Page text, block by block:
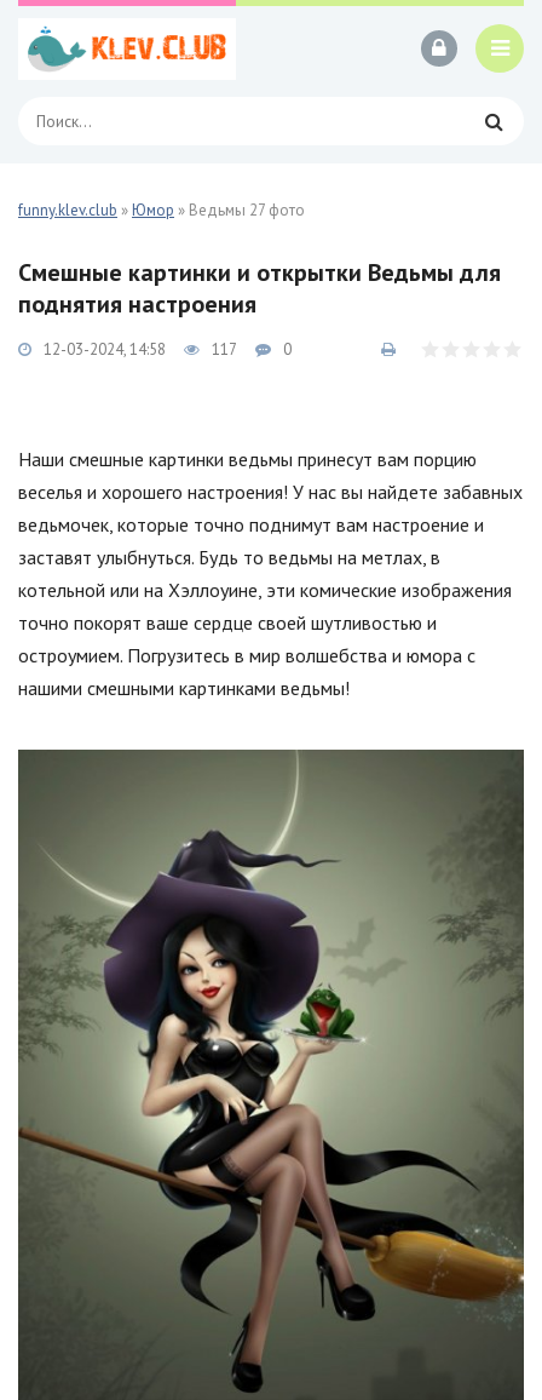
funny.klev.club »Юмор » Ведьмы 27 фото
Смешные картинки и открытки Ведьмы для
поднятия настроения
12-03-2024, 14:58 117 0
Наши смешные картинки ведьмы принесут вам порцию
веселья и хорошего настроения! У нас вы найдете забавных
ведьмочек, которые точно поднимут вам настроение и
заставят улыбнуться. Будь то ведьмы на метлах, в
котельной или на Хэллоуине, эти комические изображения
точно покорят ваше сердце своей шутливостью и
остроумием. Погрузитесь в мир волшебства и юмора с
нашими смешными картинками ведьмы!